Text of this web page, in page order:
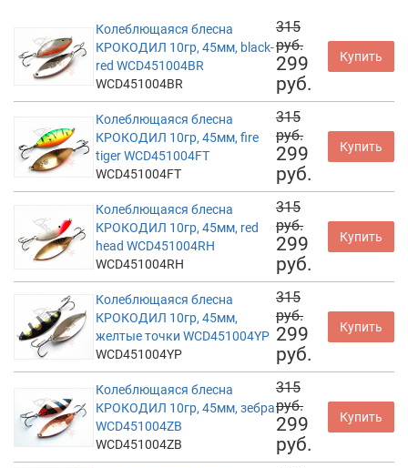
Колеблющаяся блесна
КРОКОДИЛ 10гр, 45мм, black-
red WCD451004BR
WCD451004BR
315
руб.
299
руб.
Купить
Колеблющаяся блесна
КРОКОДИЛ 10гр, 45мм, fire
tiger WCD451004FT
WCD451004FT
315
руб.
299
руб.
Купить
Колеблющаяся блесна
КРОКОДИЛ 10гр, 45мм, red
head WCD451004RH
WCD451004RH
315
руб.
299
руб.
Купить
Колеблющаяся блесна
КРОКОДИЛ 10гр, 45мм,
желтые точки WCD451004YP
WCD451004YP
315
руб.
299
руб.
Купить
Колеблющаяся блесна
КРОКОДИЛ 10гр, 45мм, зебра
WCD451004ZB
WCD451004ZB
315
руб.
299
руб.
Купить